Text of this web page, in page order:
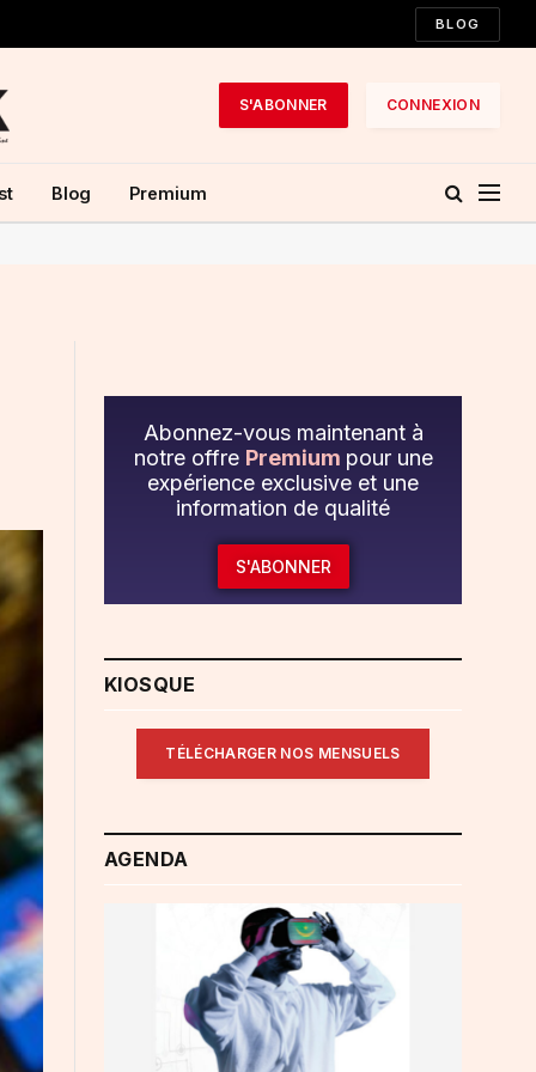
BLOG
S'ABONNER CONNEXION
Blog Premium
Abonnez-vous maintenant à
notre offre Premium pour une
expérience exclusive et une
information de qualité
S'ABONNER
KIOSQUE
TÉLÉCHARGER NOS MENSUELS
AGENDA